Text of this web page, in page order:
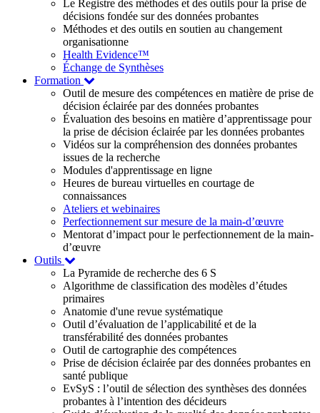
Le Registre des méthodes et des outils pour la prise de
décisions fondée sur des données probantes
Méthodes et des outils en soutien au changement
organisationne
Health Evidence™
Échange de Synthèses
Formation
Outil de mesure des compétences en matière de prise de
décision éclairée par des données probantes
Évaluation des besoins en matière d’apprentissage pour
la prise de décision éclairée par les données probantes
Vidéos sur la compréhension des données probantes
issues de la recherche
Modules d'apprentissage en ligne
Heures de bureau virtuelles en courtage de
connaissances
Ateliers et webinaires
Perfectionnement sur mesure de la main-d’œuvre
Mentorat d’impact pour le perfectionnement de la main-
d’œuvre
Outils
La Pyramide de recherche des 6 S
Algorithme de classification des modèles d’études
primaires
Anatomie d'une revue systématique
Outil d’évaluation de l’applicabilité et de la
transférabilité des données probantes
Outil de cartographie des compétences
Prise de décision éclairée par des données probantes en
santé publique
EvSyS : l’outil de sélection des synthèses des données
probantes à l’intention des décideurs